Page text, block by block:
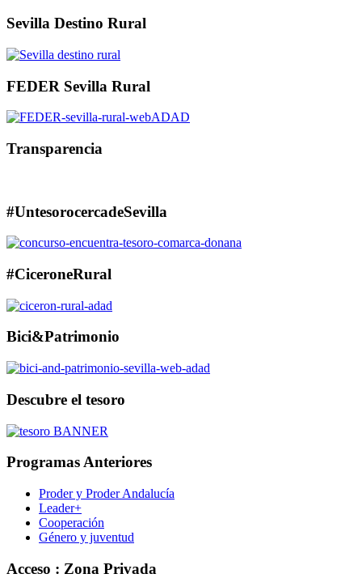
Sevilla Destino Rural
FEDER Sevilla Rural
Transparencia
#UntesorocercadeSevilla
#CiceroneRural
Bici&Patrimonio
Descubre el tesoro
Programas Anteriores
Proder y Proder Andalucía
Leader+
Cooperación
Género y juventud
Acceso : Zona Privada